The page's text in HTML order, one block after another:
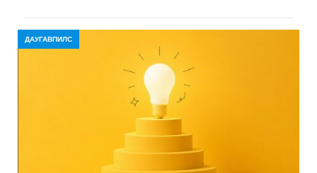
ДАУГАВПИЛС